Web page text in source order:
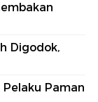
Digodok,
Paman